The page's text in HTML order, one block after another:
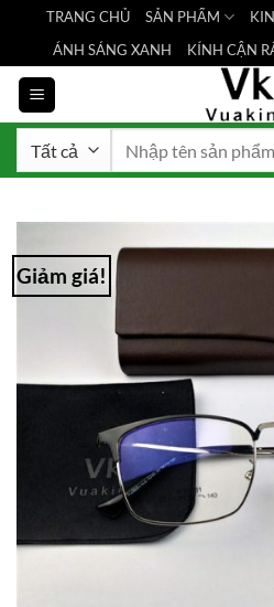
nội
dung
TRANG CHỦ SẢN PHẨM
ÁNH SÁNG XANH
KÍNH CẬN
Giảm giá!